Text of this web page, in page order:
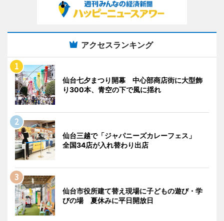
アクセスランキング
仙台七夕まつり開幕 中心部商店街に大型飾
り300本、青空の下で風に揺れ
仙台三越で「ジャパニーズカレーフェス」
全国34店が入れ替わり出店
仙台市役所建て替え現場に子どもの遊び・学
びの場 夏休みに平日開放日